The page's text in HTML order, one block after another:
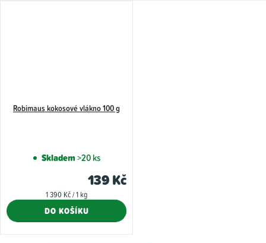
Robimaus kokosové vlákno 100 g
Skladem>20 ks
139 Kč
Měrná
1 390 Kč / 1 kg
DO KOŠÍKU